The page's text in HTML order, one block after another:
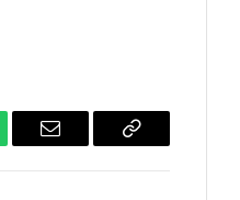
Email
Copy